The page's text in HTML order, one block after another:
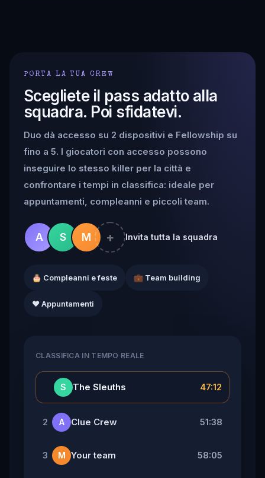
PORTA LA TUA CREW
Scegliete il pass adatto alla
squadra. Poi sfidatevi.
Duo dà accesso su 2 dispositivi e Fellowship su
fino a 5. I giocatori con accesso possono
inseguire lo stesso killer per la città e
confrontare i tempi in classifica: ideale per
appuntamenti, compleanni e piccoli team.
A S M + Invita tutta la squadra
🎂 Compleanni e feste 💼 Team building
❤️ Appuntamenti
CLASSIFICA IN TEMPO REALE
S The Sleuths 47:12
2 A Clue Crew 51:38
3 M Your team 58:05